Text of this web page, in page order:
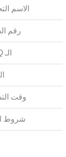
الاسم
رقم
الـ MOQ:
وقت
شروط